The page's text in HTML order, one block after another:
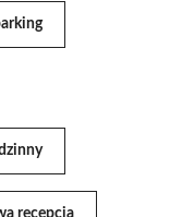
recepcja